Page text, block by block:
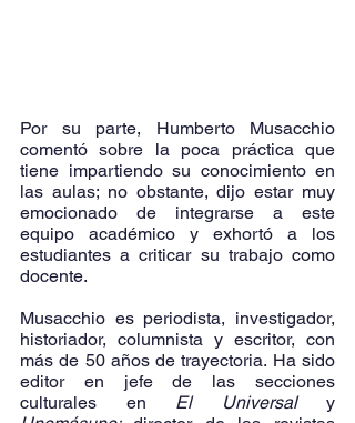
Por su parte, Humberto Musacchio
comentó sobre la poca práctica que
tiene impartiendo su conocimiento en
las aulas; no obstante, dijo estar muy
emocionado de integrarse a este
equipo académico y exhortó a los
estudiantes a criticar su trabajo como
docente.
Musacchio es periodista, investigador,
historiador, columnista y escritor, con
más de 50 años de trayectoria. Ha sido
editor en jefe de las secciones
culturales en El Universal